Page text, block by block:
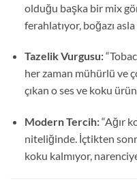
olduğu başka bir mix
ferahlatıyor, boğazı
Tazelik Vurgusu:
her zaman mühürlü ve
çıkan o ses ve koku
Modern Tercih:“Ağır
niteliğinde. İçtikten
koku kalmıyor,